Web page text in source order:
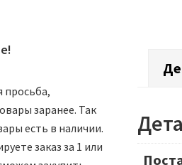
просьба,
заранее. Так
есть в наличии.
заказ за 1 или